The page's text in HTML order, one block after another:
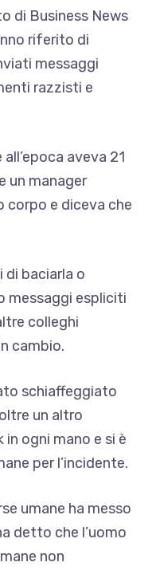
di Business News
riferito di
messaggi
razzisti e
aveva 21
un manager
corpo e diceva che
baciarla o
messaggi espliciti
colleghi
cambio.
schiaffeggiato
un altro
in ogni mano e si è
per l’incidente.
umane ha messo
detto che l’uomo
non